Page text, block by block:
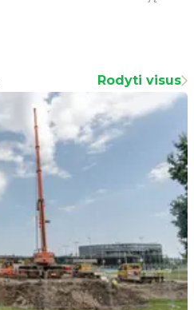
Rodyti visus